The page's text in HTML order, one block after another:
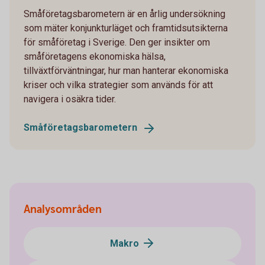
Småföretagsbarometern är en årlig undersökning
som mäter konjunkturläget och framtidsutsikterna
för småföretag i Sverige. Den ger insikter om
småföretagens ekonomiska hälsa,
tillväxtförväntningar, hur man hanterar ekonomiska
kriser och vilka strategier som används för att
navigera i osäkra tider.
Småföretags­barometern
Analysområden
Makro